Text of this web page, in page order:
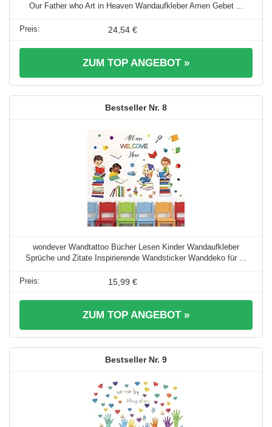
Our Father who Art in Heaven Wandaufkleber Amen Gebet ...
24,54 €
ZUM TOP ANGEBOT »
8
wondever Wandtattoo Bücher Lesen Kinder Wandaufkleber
Sprüche und Zitate Inspirierende Wandsticker Wanddeko für ...
15,99 €
ZUM TOP ANGEBOT »
9